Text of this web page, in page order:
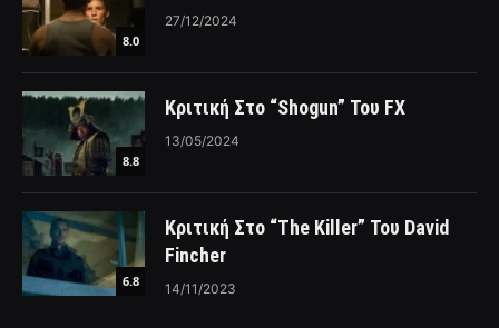
8.0
27/12/2024
8.8
Κριτική Στο “Shogun” Του FX
13/05/2024
6.8
Κριτική Στο “The Killer” Του David
Fincher
14/11/2023